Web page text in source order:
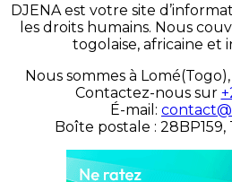
DJENA est votre site
les droits humains. Nous
togolaise, africaine et
Nous sommes à
Contactez-nous sur
É-mail:
Boîte postale : 28BP159,